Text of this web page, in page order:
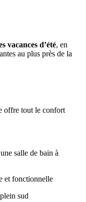
vacances d’été, en
au plus près de la
offre tout le confort
salle de bain à
et fonctionnelle
sud